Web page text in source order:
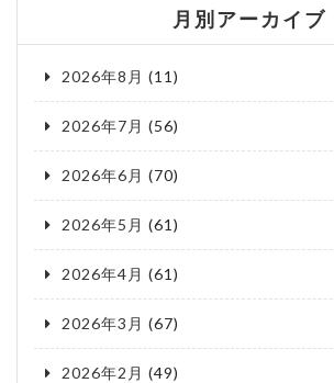
月別アーカイブ
2026年8月 (11)
2026年7月 (56)
2026年6月 (70)
2026年5月 (61)
2026年4月 (61)
2026年3月 (67)
2026年2月 (49)